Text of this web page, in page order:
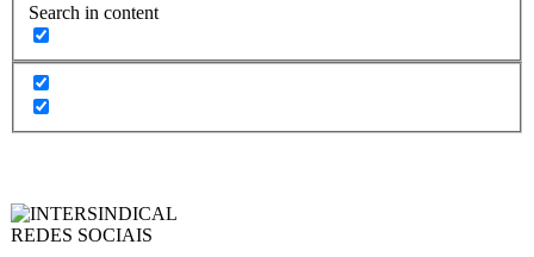
Search in content